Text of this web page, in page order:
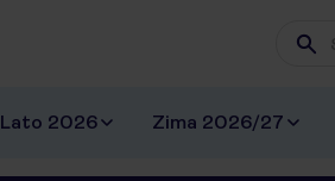
Lato 2026 Zima 2026/27